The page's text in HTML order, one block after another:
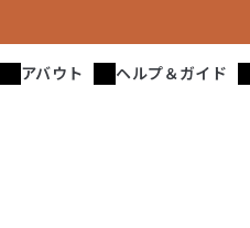
アバウト ヘルプ＆ガイド